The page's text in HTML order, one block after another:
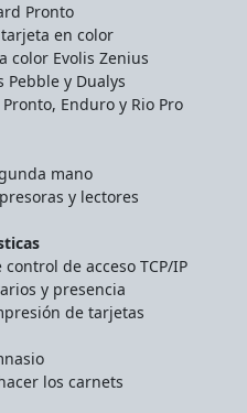
Pronto
en color
color Evolis Zenius
Pebble y Dualys
Enduro y Rio Pro
mano
y lectores
de acceso TCP/IP
y presencia
de tarjetas
los carnets